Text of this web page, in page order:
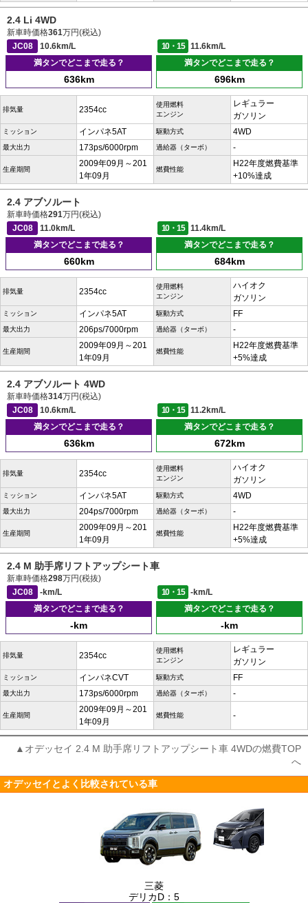
2.4 Li 4WD
新車時価格361万円(税込)
JC08
10.6km/L 10・15
11.6km/L
満タンでどこまで走る？
636km
満タンでどこまで走る？
696km
排気量 2354cc
使用燃料
エンジン
レギュラー
ガソリン
ミッション インパネ5AT 駆動方式 4WD
最大出力 173ps/6000rpm 過給器（ターボ） -
生産期間
2009年09月～201
1年09月
燃費性能
H22年度燃費基準
+10%達成
2.4 アブソルート
新車時価格291万円(税込)
JC08
11.0km/L 10・15
11.4km/L
満タンでどこまで走る？
660km
満タンでどこまで走る？
684km
排気量 2354cc
使用燃料
エンジン
ハイオク
ガソリン
ミッション インパネ5AT 駆動方式 FF
最大出力 206ps/7000rpm 過給器（ターボ） -
生産期間
2009年09月～201
1年09月
燃費性能
H22年度燃費基準
+5%達成
2.4 アブソルート 4WD
新車時価格314万円(税込)
JC08
10.6km/L 10・15
11.2km/L
満タンでどこまで走る？
636km
満タンでどこまで走る？
672km
排気量 2354cc
使用燃料
エンジン
ハイオク
ガソリン
ミッション インパネ5AT 駆動方式 4WD
最大出力 204ps/7000rpm 過給器（ターボ） -
生産期間
2009年09月～201
1年09月
燃費性能
H22年度燃費基準
+5%達成
2.4 M 助手席リフトアップシート車
新車時価格298万円(税抜)
JC08
-km/L 10・15
-km/L
満タンでどこまで走る？
-km
満タンでどこまで走る？
-km
排気量 2354cc
使用燃料
エンジン
レギュラー
ガソリン
ミッション インパネCVT 駆動方式 FF
最大出力 173ps/6000rpm 過給器（ターボ） -
生産期間
2009年09月～201
1年09月
燃費性能 -
▲オデッセイ 2.4 M 助手席リフトアップシート車 4WDの燃費TOP
へ
オデッセイとよく比較されている車
三菱
デリカD：5